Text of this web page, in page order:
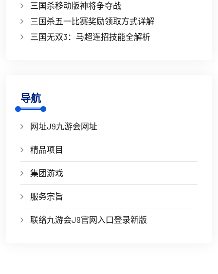
三国杀移动版神将争夺战
三国杀五一比赛奖励领取方式详解
三国无双3：马超连招技能全解析
导航
网址J9九游会网址
精品项目
集团游戏
服务宗旨
联络九游会J9官网入口登录新版